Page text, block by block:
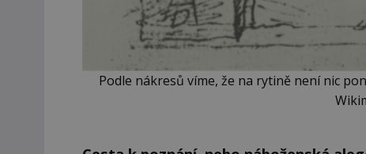
Podle nákresů víme, že na rytině není nic